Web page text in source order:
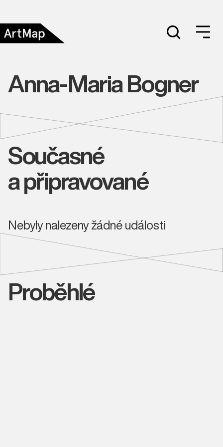
Anna-Maria Bogner
Současné
a připravované
Nebyly nalezeny žádné události
Proběhlé